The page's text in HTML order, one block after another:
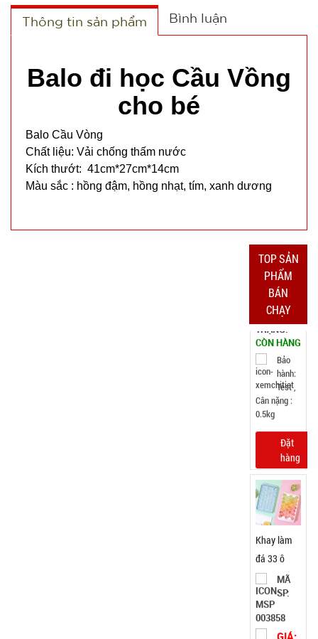
Thông tin sản phẩm Bình luận
Balo đi học Cầu Vồng
cho bé
Balo Cầu Vòng
Chất liệu: Vải chống thấm nước
Kích thướt: 41cm*27cm*14cm
Màu sắc : hồng đậm, hồng nhạt, tím, xanh dương
TOP SẢN
PHẨM
BÁN
CHẠY
đen Buck
MÃ
32.000 đ
CÒN HÀNG
Bảo
hành:
Test ,
Cân nặng :
0.5kg
Đặt
hàng
Khay làm
đá 33 ô
tròn có nắp
đậy
MÃ
SP:
003858
GIÁ:
5.900 đ